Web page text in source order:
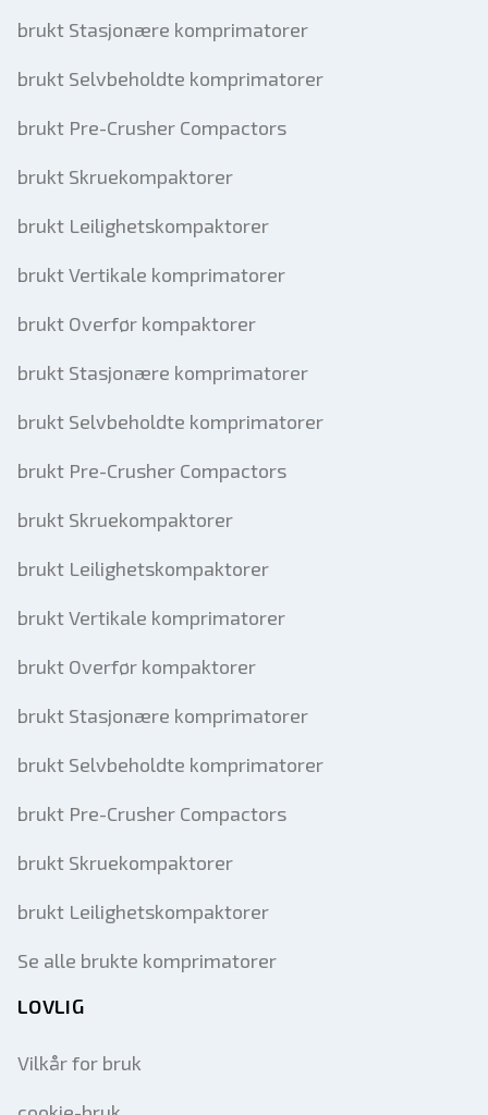
brukt Stasjonære komprimatorer
brukt Selvbeholdte komprimatorer
brukt Pre-Crusher Compactors
brukt Skruekompaktorer
brukt Leilighetskompaktorer
brukt Vertikale komprimatorer
brukt Overfør kompaktorer
brukt Stasjonære komprimatorer
brukt Selvbeholdte komprimatorer
brukt Pre-Crusher Compactors
brukt Skruekompaktorer
brukt Leilighetskompaktorer
brukt Vertikale komprimatorer
brukt Overfør kompaktorer
brukt Stasjonære komprimatorer
brukt Selvbeholdte komprimatorer
brukt Pre-Crusher Compactors
brukt Skruekompaktorer
brukt Leilighetskompaktorer
Se alle brukte komprimatorer
LOVLIG
Vilkår for bruk